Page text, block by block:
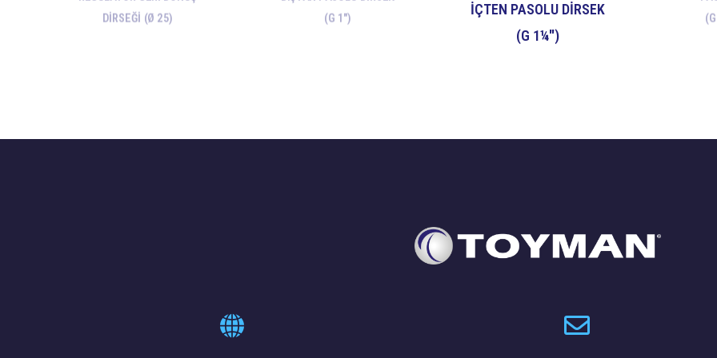
DİRSEĞİ (Ø 25)
(G 1")
İÇTEN PASOLU DİRSEK
(G 1¼")